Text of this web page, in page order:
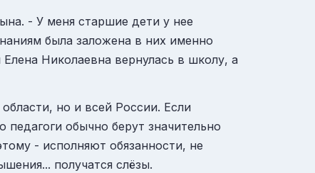
- У меня старшие дети у нее
была заложена в них именно
Николаевна вернулась в школу, а
но и всей России. Если
обычно берут значительно
- исполняют обязанности, не
получатся слёзы.